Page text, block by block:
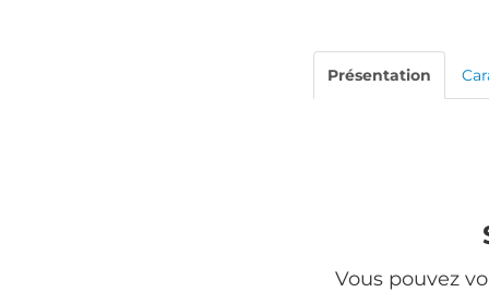
Présentation
Vous pouvez